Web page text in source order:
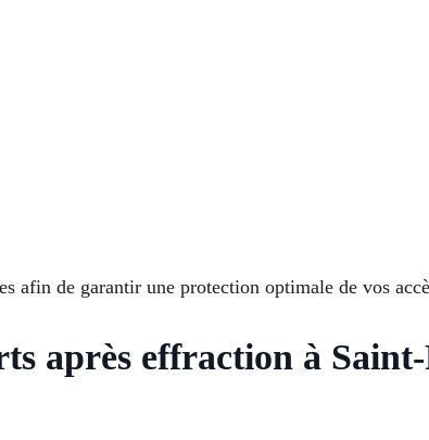
afin de garantir une protection optimale de vos
après effraction à